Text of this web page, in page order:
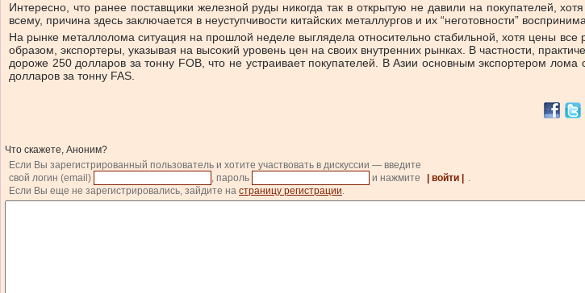
Интересно, что ранее поставщики железной руды никогда так в открытую не давили на покупателей,
всему, причина здесь заключается в неуступчивости китайских металлургов и их “неготовности”
На рынке металлолома ситуация на прошлой неделе выглядела относительно стабильной, хотя цены
образом, экспортеры, указывая на высокий уровень цен на своих внутренних рынках. В частности,
дороже 250 долларов за тонну FOB, что не устраивает покупателей. В Азии основным экспортером
долларов за тонну FAS.
Что скажете, Аноним?
Если Вы зарегистрированный пользователь и хотите участвовать в дискуссии — введите
свой логин (email)
, пароль и нажмите | войти |
.
Если Вы еще не зарегистрировались, зайдите на страницу регистрации.